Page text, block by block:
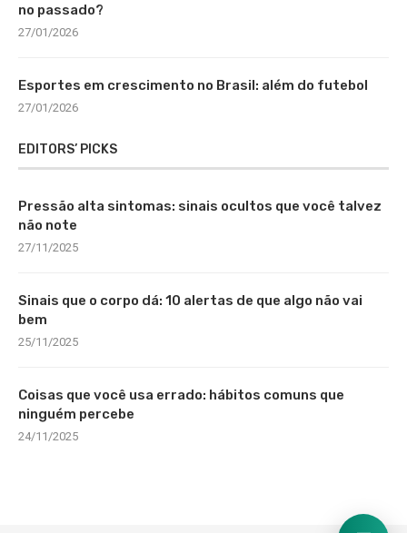
no passado?
27/01/2026
Esportes em crescimento no Brasil: além do futebol
27/01/2026
EDITORS’ PICKS
Pressão alta sintomas: sinais ocultos que você talvez
não note
27/11/2025
Sinais que o corpo dá: 10 alertas de que algo não vai
bem
25/11/2025
Coisas que você usa errado: hábitos comuns que
ninguém percebe
24/11/2025